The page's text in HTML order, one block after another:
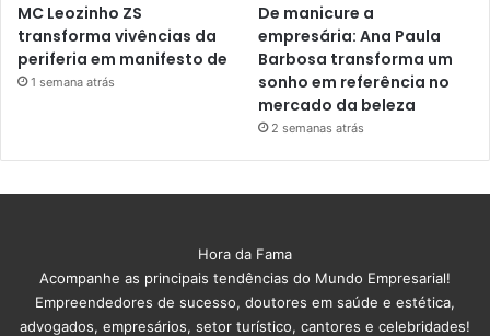
MC Leozinho ZS
transforma vivências da
periferia em manifesto de
1 semana atrás
De manicure a
empresária: Ana Paula
Barbosa transforma um
sonho em referência no
mercado da beleza
2 semanas atrás
Hora da Fama
Acompanhe as principais tendências do Mundo Empresarial!
Empreendedores de sucesso, doutores em saúde e estética,
advogados, empresários, setor turístico, cantores e celebridades!